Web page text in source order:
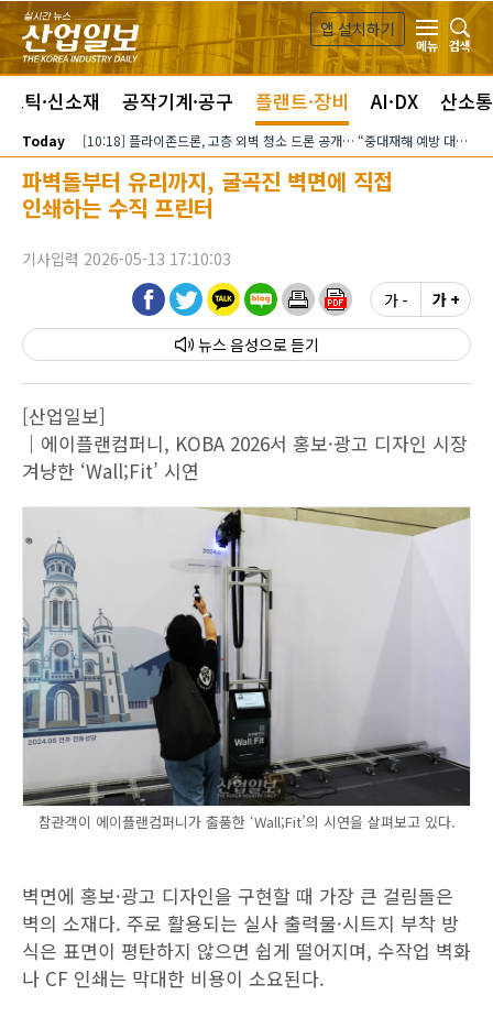
본문 바로가기
앱 설치하기
메뉴
검색
틱·신소재 공작기계·공구 플랜트·장비 AI·DX 산소통
Today [10:18] 플라이존드론, 고층 외벽 청소 드론 공개… “중대재해 예방 대안”
파벽돌부터 유리까지, 굴곡진 벽면에 직접
인쇄하는 수직 프린터
기사입력 2026-05-13 17:10:03
뉴스 음성
가 - 가 +
[산업일보]
｜에이플랜컴퍼니, KOBA 2026서 홍보·광고 디자인 시장
겨냥한 ‘Wall;Fit’ 시연
참관객이 에이플랜컴퍼니가 출품한 ‘Wall;Fit’의 시연을 살펴보고 있다.
벽면에 홍보·광고 디자인을 구현할 때 가장 큰 걸림돌은
벽의 소재다. 주로 활용되는 실사 출력물·시트지 부착 방
식은 표면이 평탄하지 않으면 쉽게 떨어지며, 수작업 벽화
나 CF 인쇄는 막대한 비용이 소요된다.